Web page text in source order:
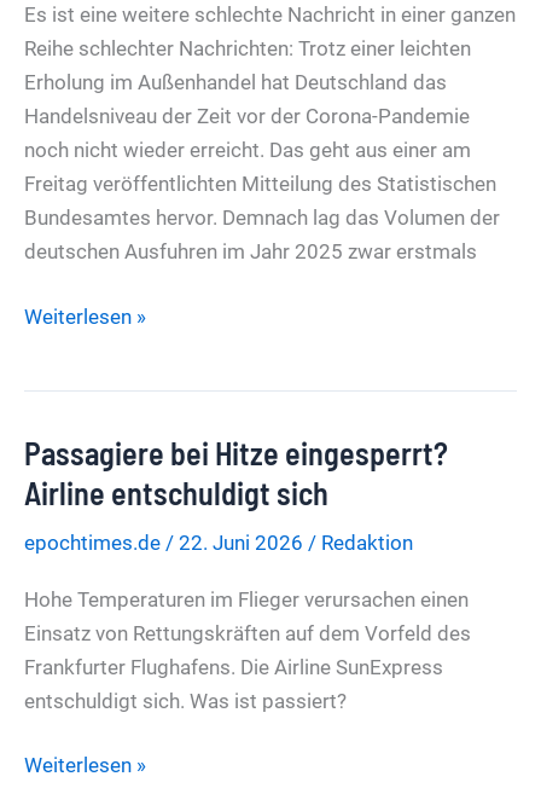
Es ist eine weitere schlechte Nachricht in einer ganzen
Reihe schlechter Nachrichten: Trotz einer leichten
Erholung im Außenhandel hat Deutschland das
Handelsniveau der Zeit vor der Corona-Pandemie
noch nicht wieder erreicht. Das geht aus einer am
Freitag veröffentlichten Mitteilung des Statistischen
Bundesamtes hervor. Demnach lag das Volumen der
deutschen Ausfuhren im Jahr 2025 zwar erstmals
Strauchelnde
weiter
unter
Corona-
Niveau
Weiterlesen »
Passagiere bei Hitze eingesperrt?
Airline entschuldigt sich
epochtimes.de / 22. Juni 2026 / Redaktion
Hohe Temperaturen im Flieger verursachen einen
Einsatz von Rettungskräften auf dem Vorfeld des
Frankfurter Flughafens. Die Airline SunExpress
entschuldigt sich. Was ist passiert?
Passagiere
Weiterlesen »